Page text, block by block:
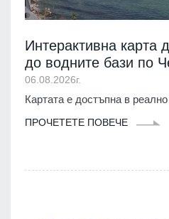
Интерактивна карта
до водните бази по
06.08.2026г.
Картата е достъпна в
ПРОЧЕТЕТЕ ПОВЕЧЕ